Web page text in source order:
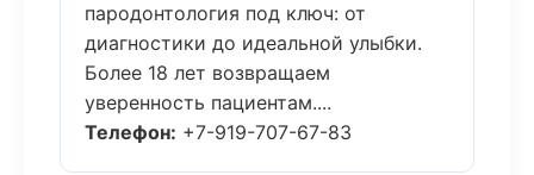
пародонтология под ключ: от
диагностики до идеальной улыбки.
Более 18 лет возвращаем
уверенность пациентам....
Телефон: +7-919-707-67-83